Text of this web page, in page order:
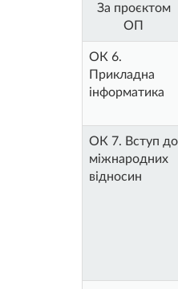
За проєктом
ОП
ОК 6.
Прикладна
інформатика
ОК 7. Вступ до
міжнародних
відносин